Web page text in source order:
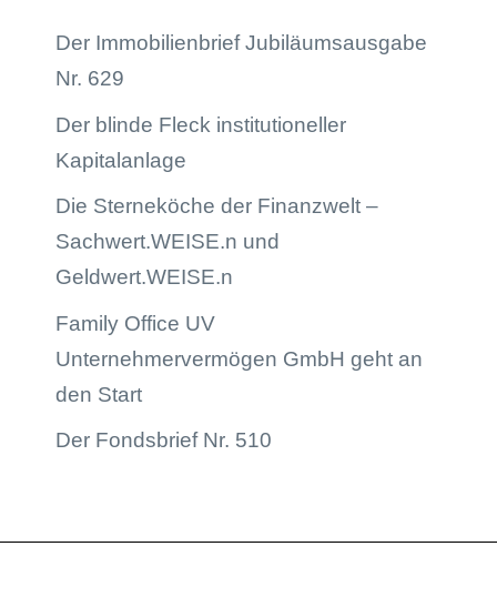
Der Immobilienbrief Jubiläumsausgabe
Nr. 629
Der blinde Fleck institutioneller
Kapitalanlage
Die Sterneköche der Finanzwelt –
Sachwert.WEISE.n und
Geldwert.WEISE.n
Family Office UV
Unternehmervermögen GmbH geht an
den Start
Der Fondsbrief Nr. 510